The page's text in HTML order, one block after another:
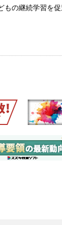
もの継続学習を